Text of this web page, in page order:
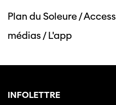
Plan du Soleure/
médias /L'app
INFOLETTRE